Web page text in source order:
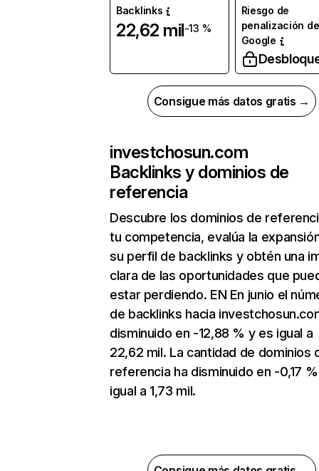
Backlinks
22,62 mil-13 %
Riesgo de
penalización de
Google
Consigue más datos gratis →
investchosun.com
Backlinks y dominios de
referencia
Descubre los dominios de
tu competencia, evalúa la
su perfil de backlinks y obtén una
clara de las oportunidades que
estar perdiendo. EN En junio el
de backlinks hacia
disminuido en -12,88 % y es igual a
22,62 mil. La cantidad de dominios
referencia ha disminuido en -0,17
igual a 1,73 mil.